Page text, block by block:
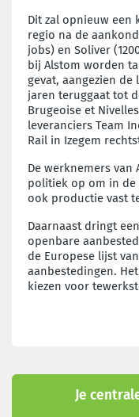
Dit zal opnieuw
regio na de
jobs) en Soliver
bij Alstom worden
gevat, aangezien
jaren teruggaat tot
Brugeoise et
leveranciers Team
Rail in Izegem
De werknemers van
politiek op om in de
ook productie vast
Daarnaast dringt
openbare
de Europese lijst
aanbestedingen.
kiezen voor
Je